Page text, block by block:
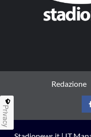
Redazione
Privacy